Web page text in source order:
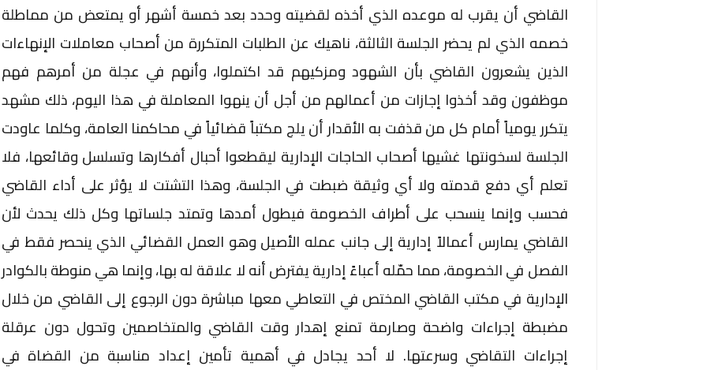
القاضي أن يقرب له موعده الذي أخذه لقضيته وحدد بعد خمسة أشهر أو يمتعض من مماطلة
خصمه الذي لم يحضر الجلسة الثالثة، ناهيك عن الطلبات المتكررة من أصحاب معاملات الإنهاءات
الذين يشعرون القاضي بأن الشهود ومزكيهم قد اكتملوا، وأنهم في عجلة من أمرهم فهم
موظفون وقد أخذوا إجازات من أعمالهم من أجل أن ينهوا المعاملة في هذا اليوم، ذلك مشهد
يتكرر يومياً أمام كل من قذفت به الأقدار أن يلج مكتباً قضائياً في محاكمنا العامة، وكلما عاودت
الجلسة لسخونتها غشيها أصحاب الحاجات الإدارية ليقطعوا أحبال أفكارها وتسلسل وقائعها، فلا
تعلم أي دفع قدمته ولا أي وثيقة ضبطت في الجلسة، وهذا التشتت لا يؤثر على أداء القاضي
فحسب وإنما ينسحب على أطراف الخصومة فيطول أمدها وتمتد جلساتها وكل ذلك يحدث لأن
القاضي يمارس أعمالاً إدارية إلى جانب عمله الأصيل وهو العمل القضائي الذي ينحصر فقط في
الفصل في الخصومة، مما حمّله أعباءً إدارية يفترض أنه لا علاقة له بها، وإنما هي منوطة بالكوادر
الإدارية في مكتب القاضي المختص في التعاطي معها مباشرة دون الرجوع إلى القاضي من خلال
مضبطة إجراءات واضحة وصارمة تمنع إهدار وقت القاضي والمتخاصمين وتحول دون عرقلة
إجراءات التقاضي وسرعتها. لا أحد يجادل في أهمية تأمين إعداد مناسبة من القضاة في